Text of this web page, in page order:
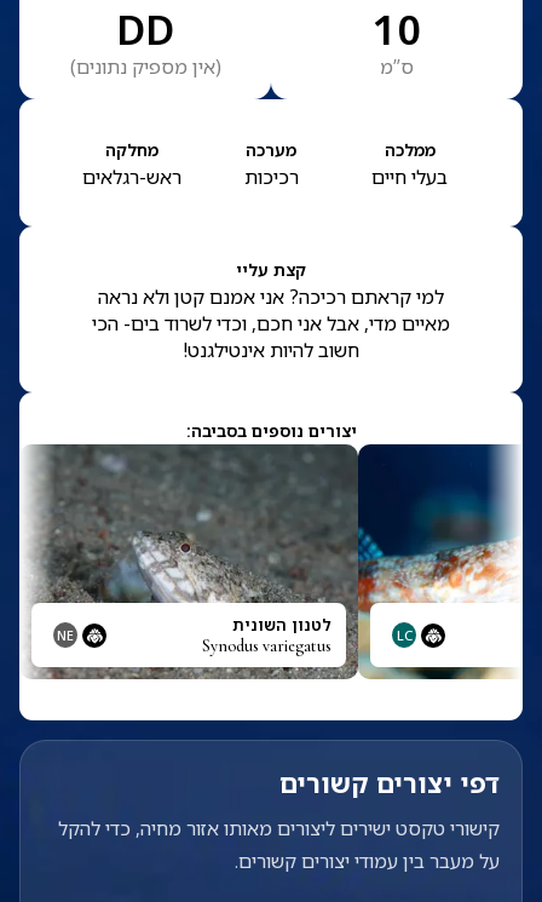
10
ס”מ
DD
(אין מספיק נתונים)
ממלכה
בעלי חיים
מערכה
רכיכות
מחלקה
ראש-רגלאים
קצת עליי
למי קראתם רכיכה? אני אמנם קטן ולא נראה
מאיים מדי, אבל אני חכם, וכדי לשרוד בים- הכי
חשוב להיות אינטילגנט!
יצורים נוספים בסביבה:
LC לטנון השונית
Synodus variegatus
NE
דפי יצורים קשורים
קישורי טקסט ישירים ליצורים מאותו אזור מחיה, כדי להקל
על מעבר בין עמודי יצורים קשורים.